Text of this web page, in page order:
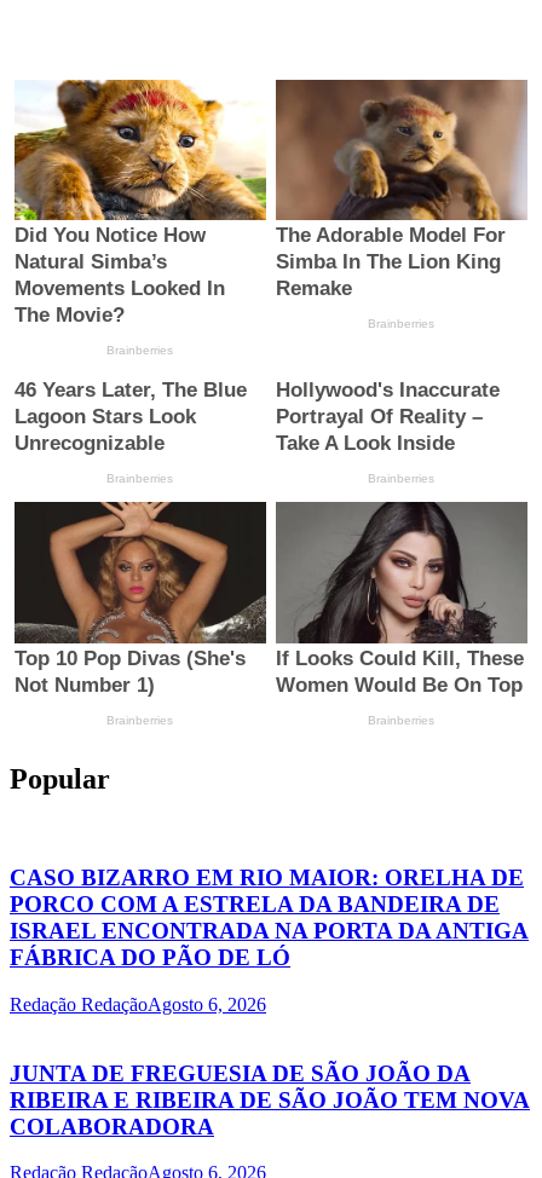
Popular
CASO BIZARRO EM RIO MAIOR: ORELHA DE
PORCO COM A ESTRELA DA BANDEIRA DE
ISRAEL ENCONTRADA NA PORTA DA ANTIGA
FÁBRICA DO PÃO DE LÓ
Redação RedaçãoAgosto 6, 2026
JUNTA DE FREGUESIA DE SÃO JOÃO DA
RIBEIRA E RIBEIRA DE SÃO JOÃO TEM NOVA
COLABORADORA
Redação RedaçãoAgosto 6, 2026